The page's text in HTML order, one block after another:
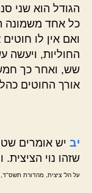
הגודל הוא שני
כל אחד משמונה
ואם אין לו
החוליות, ויעשה
שש, ואחר כך
אורך החוטים
יב יש אומרים
שזהו נוי הציצית.
על הל' ציצית, מהדורת